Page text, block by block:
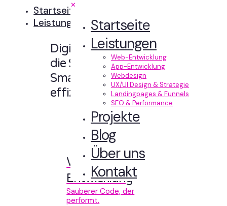
✕
Startseite
Leistungen
Web-Entwicklung
App-Entwicklung
Webdesign
UX/UI Design & Strategie
Landingpages & Funnels
SEO & Performance
Projekte
Blog
Über uns
Kontakt
Startseite
Leistungen
Digitale Erlebnisse,
die Sinn machen.
Smart designt und
effizient entwickelt.
Web-
Entwicklung
Sauberer Code, der
performt.